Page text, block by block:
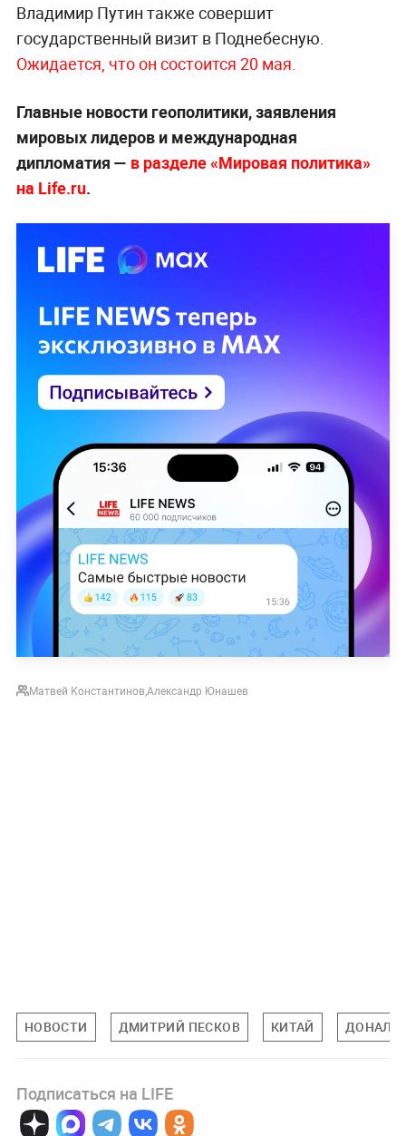
Владимир Путин также совершит
государственный визит в Поднебесную.
Ожидается, что он состоится 20 мая.
Главные новости геополитики, заявления
мировых лидеров и международная
дипломатия — в разделе «Мировая политика»
на Life.ru.
Матвей Константинов,Александр Юнашев
НОВОСТИ ДМИТРИЙ ПЕСКОВ КИТАЙ
Подписаться на LIFE